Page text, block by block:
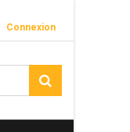
Connexion